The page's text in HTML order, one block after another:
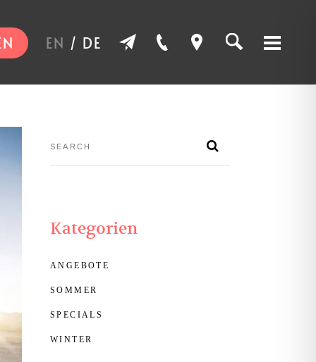
EN / DE
Kategorien
ANGEBOTE
SOMMER
SPECIALS
WINTER